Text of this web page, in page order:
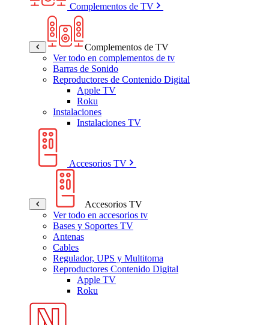
Complementos de TV
Complementos de TV
Ver todo en complementos de tv
Barras de Sonido
Reproductores de Contenido Digital
Apple TV
Roku
Instalaciones
Instalaciones TV
Accesorios TV
Accesorios TV
Ver todo en accesorios tv
Bases y Soportes TV
Antenas
Cables
Regulador, UPS y Multitoma
Reproductores Contenido Digital
Apple TV
Roku